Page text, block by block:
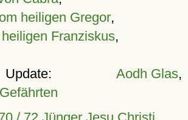
heiligen Gregor,
Franziskus,
Aodh Glas,